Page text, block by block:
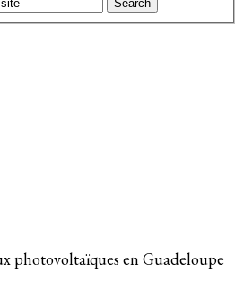
photovoltaïques en Guadeloupe